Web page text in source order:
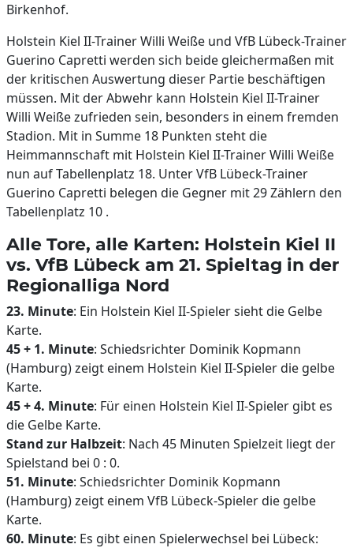
Birkenhof.
Holstein Kiel II-Trainer Willi Weiße und VfB Lübeck-Trainer
Guerino Capretti werden sich beide gleichermaßen mit
der kritischen Auswertung dieser Partie beschäftigen
müssen. Mit der Abwehr kann Holstein Kiel II-Trainer
Willi Weiße zufrieden sein, besonders in einem fremden
Stadion. Mit in Summe 18 Punkten steht die
Heimmannschaft mit Holstein Kiel II-Trainer Willi Weiße
nun auf Tabellenplatz 18. Unter VfB Lübeck-Trainer
Guerino Capretti belegen die Gegner mit 29 Zählern den
Tabellenplatz 10 .
Alle Tore, alle Karten: Holstein Kiel II
vs. VfB Lübeck am 21. Spieltag in der
Regionalliga Nord
23. Minute: Ein Holstein Kiel II-Spieler sieht die Gelbe
Karte.
45 + 1. Minute: Schiedsrichter Dominik Kopmann
(Hamburg) zeigt einem Holstein Kiel II-Spieler die gelbe
Karte.
45 + 4. Minute: Für einen Holstein Kiel II-Spieler gibt es
die Gelbe Karte.
Stand zur Halbzeit: Nach 45 Minuten Spielzeit liegt der
Spielstand bei 0 : 0.
51. Minute: Schiedsrichter Dominik Kopmann
(Hamburg) zeigt einem VfB Lübeck-Spieler die gelbe
Karte.
60. Minute: Es gibt einen Spielerwechsel bei Lübeck: